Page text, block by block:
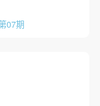
07期